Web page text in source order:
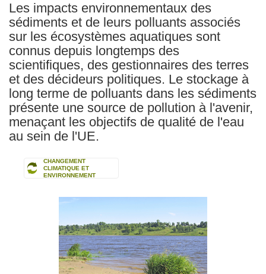
Les impacts environnementaux des
sédiments et de leurs polluants associés
sur les écosystèmes aquatiques sont
connus depuis longtemps des
scientifiques, des gestionnaires des terres
et des décideurs politiques. Le stockage à
long terme de polluants dans les sédiments
présente une source de pollution à l'avenir,
menaçant les objectifs de qualité de l'eau
au sein de l'UE.
CHANGEMENT
CLIMATIQUE ET
ENVIRONNEMENT